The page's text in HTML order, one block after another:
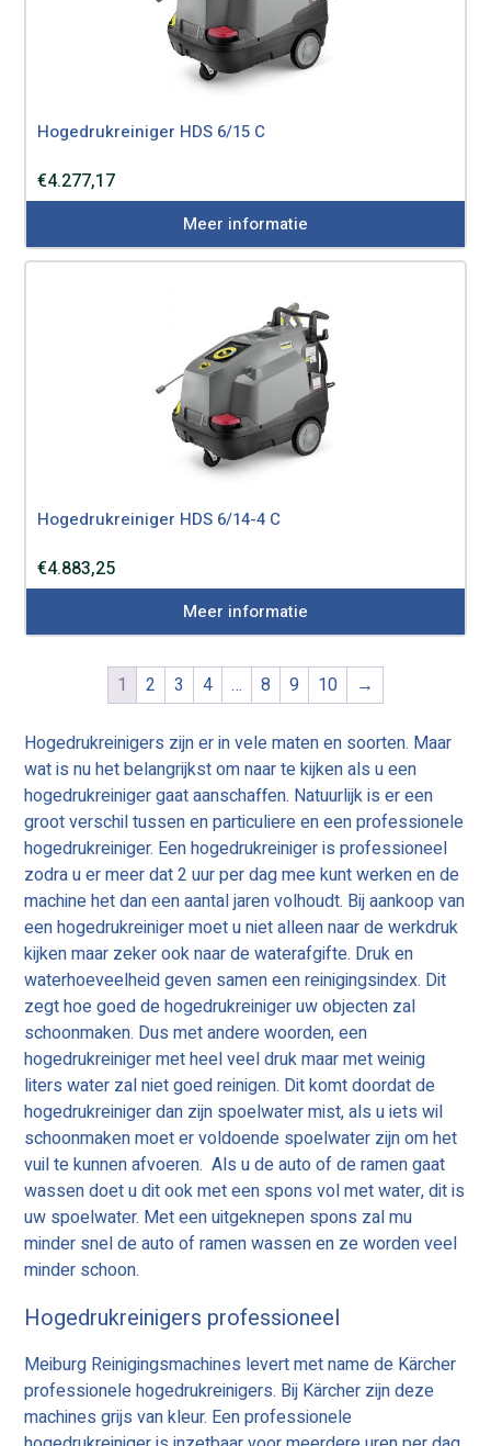
Hogedrukreiniger HDS 6/15 C
€4.277,17
Meer informatie
Hogedrukreiniger HDS 6/14-4 C
€4.883,25
Meer informatie
1 2 3 4 … 8 9 10 →
Hogedrukreinigers zijn er in vele maten en soorten. Maar
wat is nu het belangrijkst om naar te kijken als u een
hogedrukreiniger gaat aanschaffen. Natuurlijk is er een
groot verschil tussen en particuliere en een professionele
hogedrukreiniger. Een hogedrukreiniger is professioneel
zodra u er meer dat 2 uur per dag mee kunt werken en de
machine het dan een aantal jaren volhoudt. Bij aankoop van
een hogedrukreiniger moet u niet alleen naar de werkdruk
kijken maar zeker ook naar de waterafgifte. Druk en
waterhoeveelheid geven samen een reinigingsindex. Dit
zegt hoe goed de hogedrukreiniger uw objecten zal
schoonmaken. Dus met andere woorden, een
hogedrukreiniger met heel veel druk maar met weinig
liters water zal niet goed reinigen. Dit komt doordat de
hogedrukreiniger dan zijn spoelwater mist, als u iets wil
schoonmaken moet er voldoende spoelwater zijn om het
vuil te kunnen afvoeren. Als u de auto of de ramen gaat
wassen doet u dit ook met een spons vol met water, dit is
uw spoelwater. Met een uitgeknepen spons zal mu
minder snel de auto of ramen wassen en ze worden veel
minder schoon.
Hogedrukreinigers professioneel
Meiburg Reinigingsmachines levert met name de Kärcher
professionele hogedrukreinigers. Bij Kärcher zijn deze
machines grijs van kleur. Een professionele